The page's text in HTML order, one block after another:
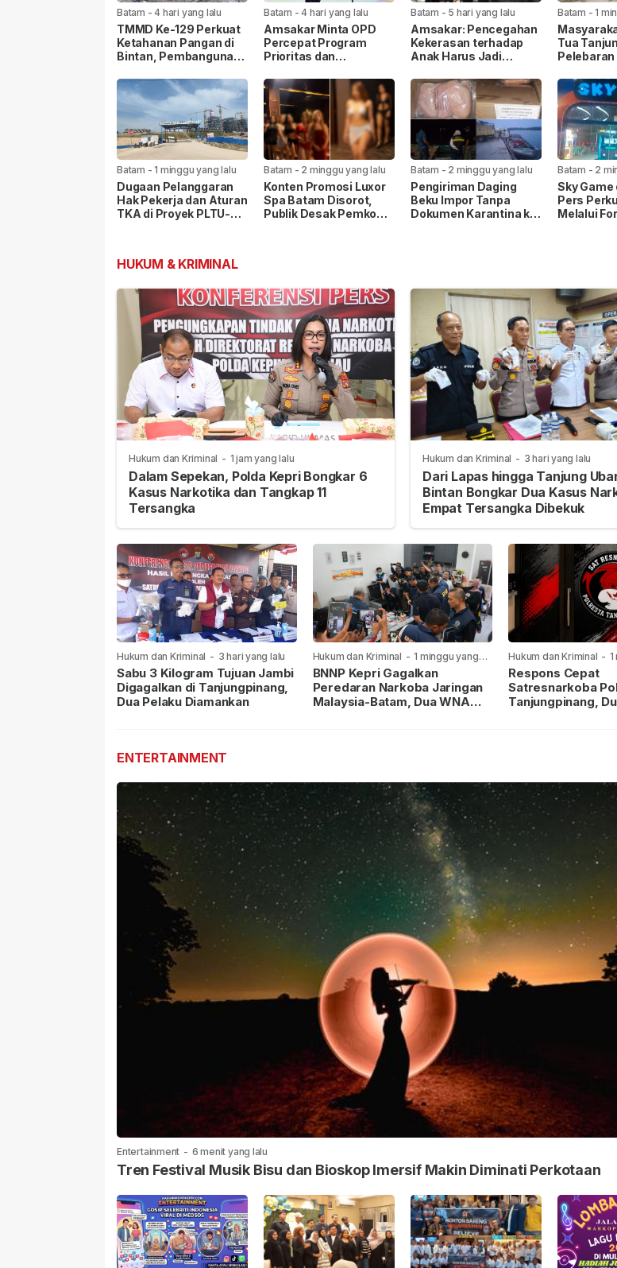
Batam -4 hari yang lalu
TMMD Ke-129 Perkuat
Ketahanan Pangan di
Bintan, Pembangunan
Persen
Batam -4 hari yang lalu
Amsakar Minta OPD
Percepat Program
Prioritas dan
Pelayanan Publik
Batam - 5 hari yang lalu
Amsakar: Pencegahan
Kekerasan terhadap
Anak Harus Jadi
Batam -1
Tua
Pelebaran
Agama
Masjid
Batam -1 minggu yang lalu
Dugaan Pelanggaran
Hak Pekerja dan Aturan
TKA di Proyek PLTU-
Batam - 2 minggu yang lalu
Konten Promosi Luxor
Spa Batam Disorot,
Publik Desak Pemko
Batam - 2 minggu yang lalu
Pengiriman Daging
Beku Impor Tanpa
Dokumen Karantina ke
Batam - 2
Sky Game
Pers
Melalui
HUKUM & KRIMINAL
Hukum dan Kriminal - 1 jam yang lalu
Dalam Sepekan, Polda Kepri Bongkar 6
Kasus Narkotika dan Tangkap 11
Tersangka
Hukum dan Kriminal - 3 hari yang lalu
Dari Lapas hingga Tanjung
Bintan Bongkar Dua Kasus
Empat Tersangka Dibekuk
Hukum dan Kriminal - 3 hari yang lalu
Sabu 3 Kilogram Tujuan Jambi
Digagalkan di Tanjungpinang,
Dua Pelaku Diamankan
Hukum dan Kriminal - 1 minggu yang
lalu
BNNP Kepri Gagalkan
Peredaran Narkoba Jaringan
Malaysia-Batam, Dua WNA
Hukum dan Kriminal - 1
lalu
Respons Cepat
Satresnarkoba
Tanjungpinang,
ENTERTAINMENT
Entertainment - 6 menit yang lalu
Tren Festival Musik Bisu dan Bioskop Imersif Makin Diminati Perkotaan